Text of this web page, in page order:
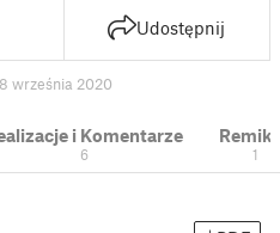
Udostępnij
września 2020
i Komentarze
6 1